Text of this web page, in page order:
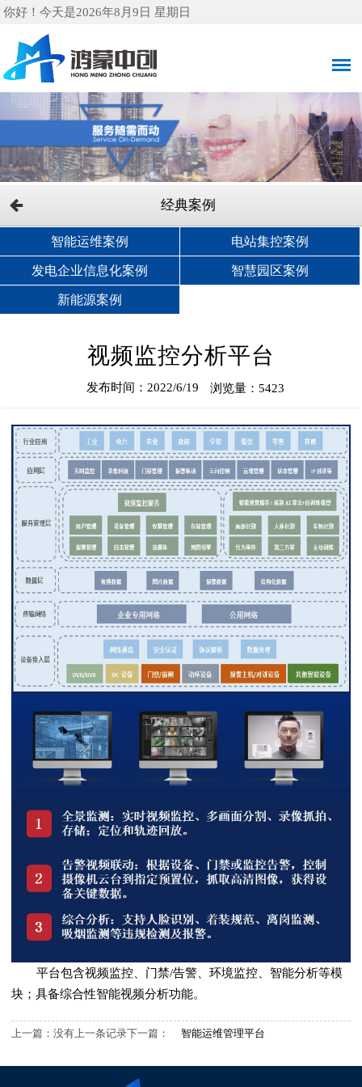
你好！今天是2026年8月9日 星期日
经典案例
智能运维案例 电站集控案例
发电企业信息化案例 智慧园区案例
新能源案例
视频监控分析平台
发布时间：2022/6/19 浏览量：5423
平台包含视频监控、门禁/告警、环境监控、智能分析等模
块；具备综合性智能视频分析功能。
上一篇：没有上一条记录下一篇： 智能运维管理平台